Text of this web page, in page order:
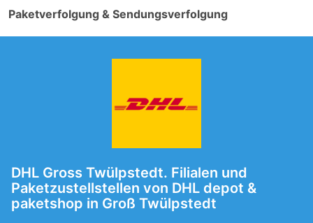
Paketverfolgung & Sendungsverfolgung
DHL Gross Twülpstedt. Filialen und
Paketzustellstellen von DHL depot &
paketshop in Groß Twülpstedt